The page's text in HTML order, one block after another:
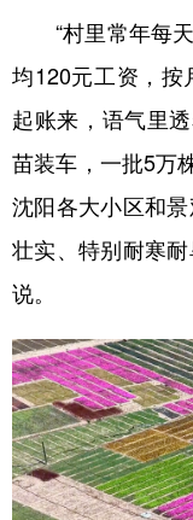
“村里常年每天
均120元工资，按
起账来，语气里
苗装车，一批5万
沈阳各大小区和
壮实、特别耐寒
说。